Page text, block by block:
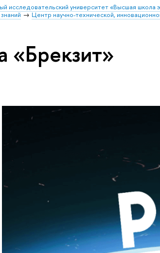
исследовательский университет «Высшая школа
Центр научно-технической,
«Брекзит»